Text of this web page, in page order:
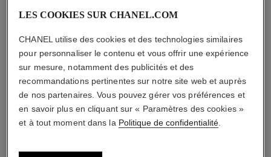
LES COOKIES SUR CHANEL.COM
CHANEL utilise des cookies et des technologies similaires
pour personnaliser le contenu et vous offrir une expérience
sur mesure, notamment des publicités et des
recommandations pertinentes sur notre site web et auprès
de nos partenaires. Vous pouvez gérer vos préférences et
en savoir plus en cliquant sur « Paramètres des cookies »
et à tout moment dans la Politique de confidentialité.